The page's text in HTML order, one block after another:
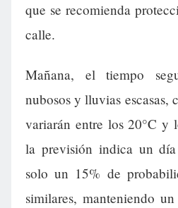
que se recomienda
calle.
Mañana, el tiempo
nubosos y lluvias escasas,
variarán entre los 20°C y
la previsión indica un
solo un 15% de
similares, manteniendo